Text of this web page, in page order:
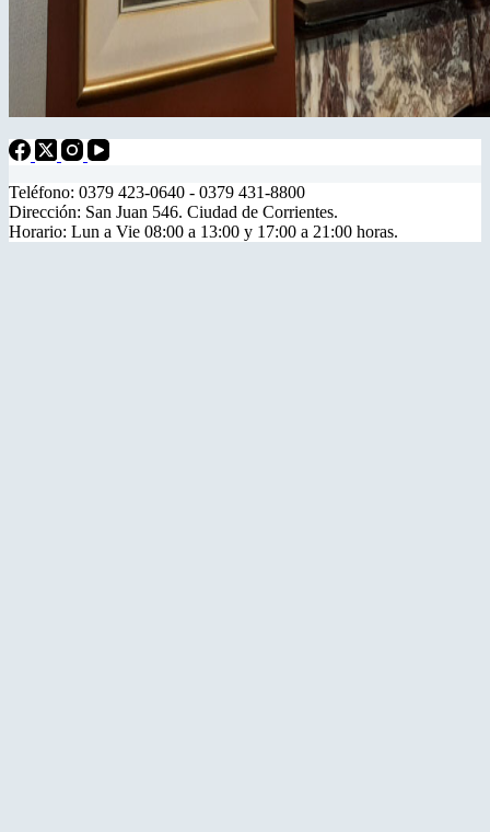
Teléfono: 0379 423-0640 - 0379 431-8800
Dirección: San Juan 546. Ciudad de Corrientes.
Horario: Lun a Vie 08:00 a 13:00 y 17:00 a 21:00 horas.